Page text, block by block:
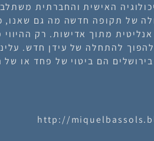
האישית והחברתית
של תקופה חדשה מה גם שאנו,
מתוך אדישות. רק
להתחלה של עידן חדש.
הם ביטוי של פחד או של